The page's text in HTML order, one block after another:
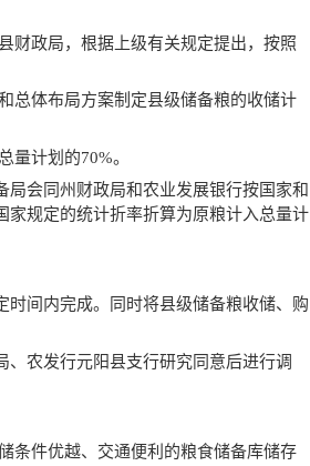
财政局，根据上级有关规定提出，按照
总体布局方案制定县级储备粮的收储计
量计划的70%。
会同州财政局和农业发展银行按国家和
规定的统计折率折算为原粮计入总量计
间内完成。同时将县级储备粮收储、购
农发行元阳县支行研究同意后进行调
条件优越、交通便利的粮食储备库储存